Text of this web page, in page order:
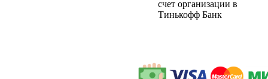
счет организации в
Тинькофф Банк